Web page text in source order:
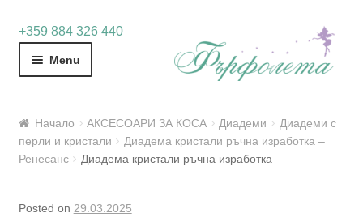
+359 884 326 440
Skip
Skip
Menu
Начало АКСЕСОАРИ ЗА КОСА Диадеми
Диадеми с
перли и кристали
Диадема кристали ръчна изработка –
Ренесанс
Диадема кристали ръчна изработка
Posted on 29.03.2025